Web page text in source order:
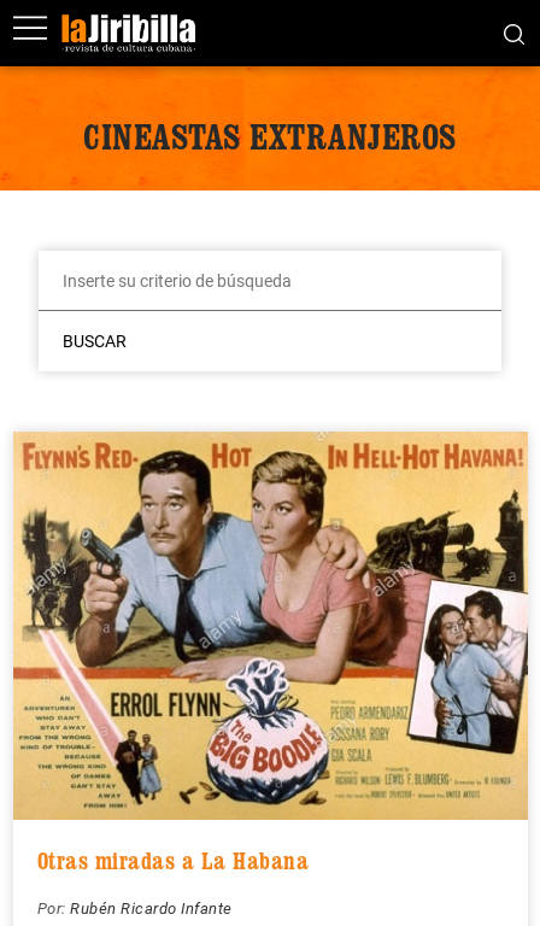
CINEASTAS EXTRANJEROS
BUSCAR
Otras miradas a La Habana
Por: Rubén Ricardo Infante